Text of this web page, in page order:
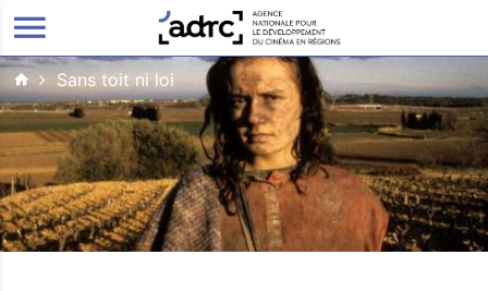
ALLER AU CONTENU PRINCIPAL
Sans toit ni loi